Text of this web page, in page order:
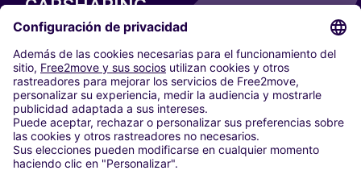
CARSHARING
NUESTRAS CIUDADES
Paris
Madrid
Washington DC
Milán
Roma
Turín
Viena
Berlín